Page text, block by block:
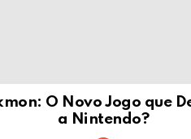
O Novo Jogo que
a Nintendo?